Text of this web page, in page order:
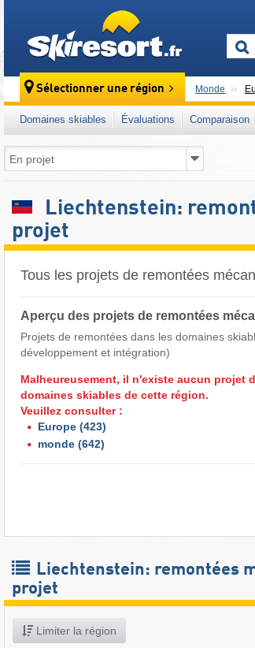
Sélectionner une région Monde
Domaines skiables Évaluations Comparaison
Liechtenstein:
projet
Tous les projets de remontées
Aperçu des projets de remontées
Projets de remontées dans les domaines
développement et intégration)
Malheureusement, il n'existe aucun projet
domaines skiables de cette région.
Veuillez consulter :
Europe (423)
monde (642)
Liechtenstein: remontées
projet
Limiter la région